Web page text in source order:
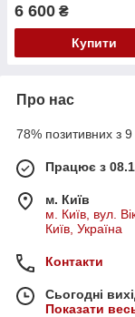
6 600 ₴
Купити
Про нас
78% позитивних з 9
Працює з
м. Київ
м. Київ, вул.
Київ, Україна
Контакти
Сьогодні
Показати